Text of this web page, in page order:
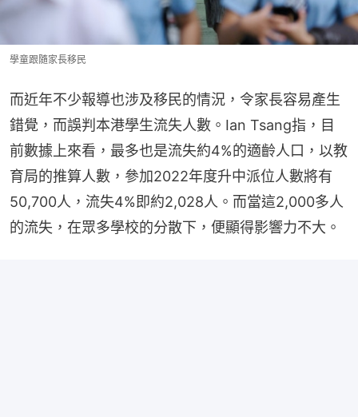
學童跟隨家長移民
而近年不少報導也涉及移民的情況，令家長容易產生
錯覺，而誤判本港學生流失人數。Ian Tsang指，目
前數據上來看，最多也是流失約4%的適齡人口，以教
育局的推算人數，參加2022年度升中派位人數將有
50,700人，流失4%即約2,028人。而當這2,000多人
的流失，在眾多學校的分散下，便顯得影響力不大。